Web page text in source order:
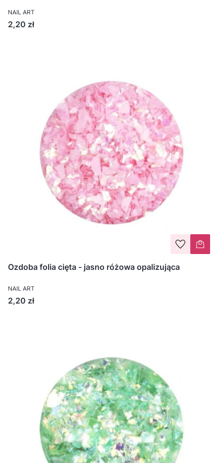
NAIL ART
Cena
2,20 zł
Ozdoba folia cięta - jasno różowa opalizująca
NAIL ART
Cena
2,20 zł